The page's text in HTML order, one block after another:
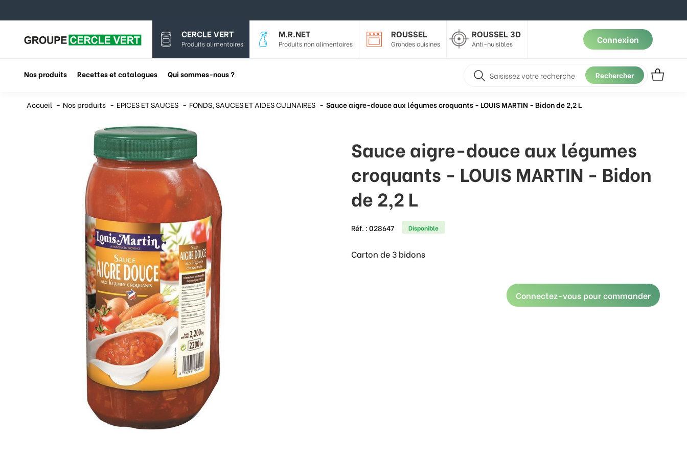
CERCLE VERT
Produits alimentaires
M.R.NET
Produits non alimentaires
ROUSSEL
Grandes cuisines
ROUSSEL 3D
Anti-nuisibles Connexion
Nos produits Recettes et catalogues Qui sommes-nous ? Rechercher
Accueil Nos produits EPICES ET SAUCES FONDS, SAUCES ET AIDES CULINAIRES Sauce aigre-douce aux légumes croquants - LOUIS MARTIN - Bidon de 2,2 L
Sauce aigre-douce aux légumes
croquants - LOUIS MARTIN - Bidon
de 2,2 L
Réf. :028647 Disponible
Carton de 3 bidons
Connectez-vous pour commander